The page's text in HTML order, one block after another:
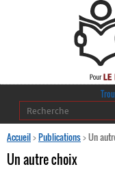
Accueil>Publications>Un
Un autre choix